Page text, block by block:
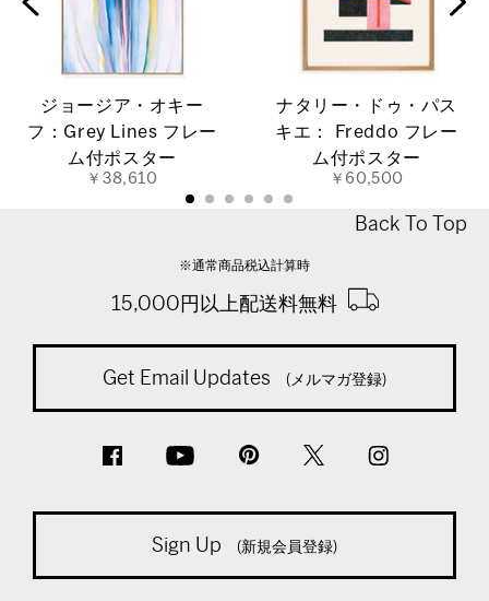
ジョージア・オキー
フ：Grey Lines フレー
ム付ポスター
￥38,610
ナタリー・ドゥ・パス
キエ： Freddo フレー
ム付ポスター
￥60,500
Back To Top
※通常商品税込計算時
15,000円以上配送料無料
Get Email Updates (メルマガ登録)
Sign Up (新規会員登録)